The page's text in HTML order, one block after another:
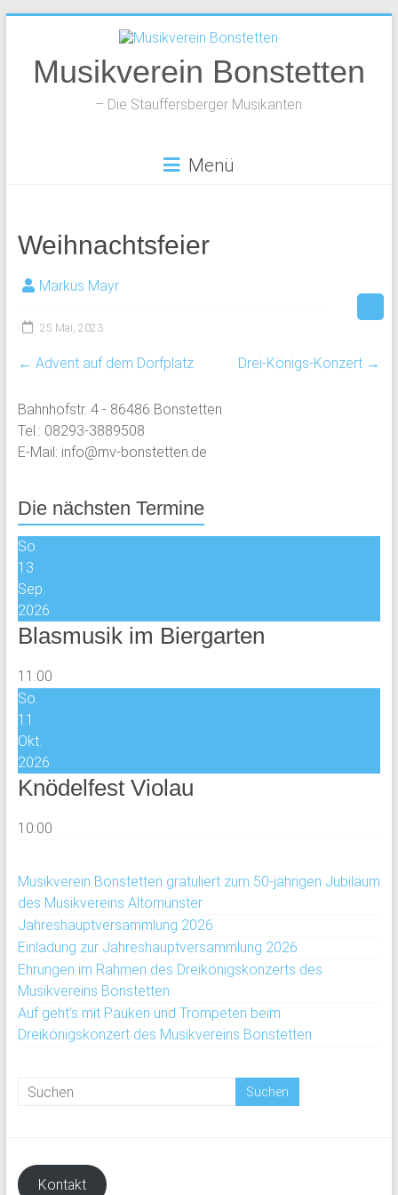
springenMusikverein Bonstetten
– Die Stauffersberger Musikanten
Menü
Weihnachtsfeier
Markus Mayr
25 Mai, 2023
← Advent auf dem Dorfplatz Drei-Königs-Konzert →
Bahnhofstr. 4 - 86486 Bonstetten
Tel.: 08293-3889508
E-Mail: info@mv-bonstetten.de
Die nächsten Termine
So.
13
Sep.
2026
Blasmusik im Biergarten
11:00
So.
11
Okt.
2026
Knödelfest Violau
10:00
Musikverein Bonstetten gratuliert zum 50-jährigen Jubiläum
des Musikvereins Altomünster
Jahreshauptversammlung 2026
Einladung zur Jahreshauptversammlung 2026
Ehrungen im Rahmen des Dreikönigskonzerts des
Musikvereins Bonstetten
Auf geht’s mit Pauken und Trompeten beim
Dreikönigskonzert des Musikvereins Bonstetten
Kontakt